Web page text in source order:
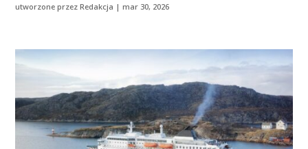
utworzone przezRedakcja |mar 30, 2026